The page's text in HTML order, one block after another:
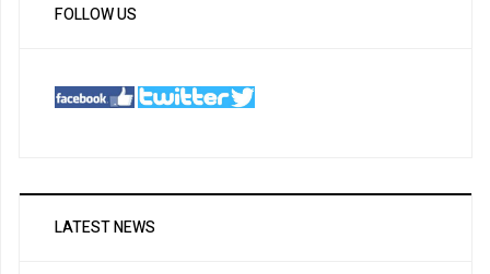
FOLLOW US
LATEST NEWS